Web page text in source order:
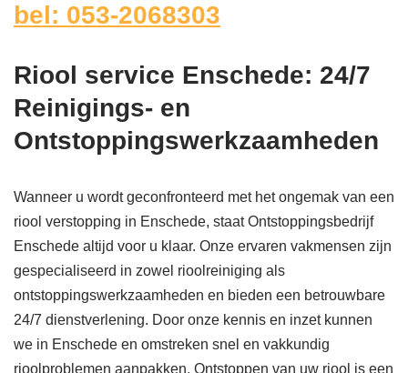
bel: 053-2068303
Riool service Enschede: 24/7
Reinigings- en
Ontstoppingswerkzaamheden
Wanneer u wordt geconfronteerd met het ongemak van een
riool verstopping in Enschede, staat Ontstoppingsbedrijf
Enschede altijd voor u klaar. Onze ervaren vakmensen zijn
gespecialiseerd in zowel rioolreiniging als
ontstoppingswerkzaamheden en bieden een betrouwbare
24/7 dienstverlening. Door onze kennis en inzet kunnen
we in Enschede en omstreken snel en vakkundig
rioolproblemen aanpakken. Ontstoppen van uw riool is een